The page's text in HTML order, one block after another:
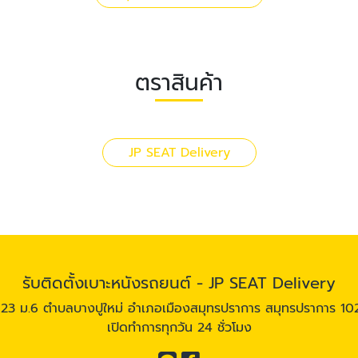
ตราสินค้า
JP SEAT Delivery
รับติดตั้งเบาะหนังรถยนต์ - JP SEAT Delivery
ม.6 ตำบลบางปูใหม่ อำเภอเมืองสมุทรปราการ สมุทรปราการ
เปิดทำการทุกวัน 24 ชั่วโมง